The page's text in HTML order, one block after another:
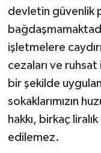
devletin güvenlik
işletmelere
cezaları ve
bir şekilde
sokaklarımızın
hakkı, birkaç
edilemez.